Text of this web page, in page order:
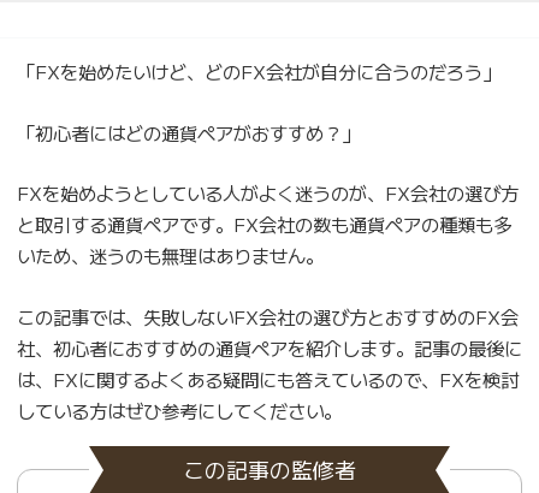
「FXを始めたいけど、どのFX会社が自分に合うのだろう」
「初心者にはどの通貨ペアがおすすめ？」
FXを始めようとしている人がよく迷うのが、FX会社の選び方
と取引する通貨ペアです。FX会社の数も通貨ペアの種類も多
いため、迷うのも無理はありません。
この記事では、失敗しないFX会社の選び方とおすすめのFX会
社、初心者におすすめの通貨ペアを紹介します。記事の最後に
は、FXに関するよくある疑問にも答えているので、FXを検討
している方はぜひ参考にしてください。
この記事の監修者